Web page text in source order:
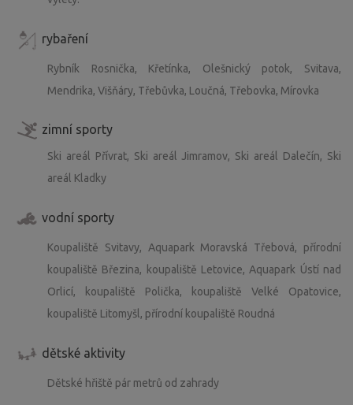
rybaření
Rybník Rosnička, Křetínka, Olešnický potok, Svitava,
Mendrika, Višňáry, Třebůvka, Loučná, Třebovka, Mírovka
zimní sporty
Ski areál Přívrat, Ski areál Jimramov, Ski areál Dalečín, Ski
areál Kladky
vodní sporty
Koupaliště Svitavy, Aquapark Moravská Třebová, přírodní
koupaliště Březina, koupaliště Letovice, Aquapark Ústí nad
Orlicí, koupaliště Polička, koupaliště Velké Opatovice,
koupaliště Litomyšl, přírodní koupaliště Roudná
dětské aktivity
Dětské hřiště pár metrů od zahrady